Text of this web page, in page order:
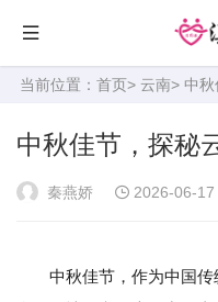
当前位置： 首页> 云南> 中
中秋佳节，探秘
秦燕娇 2026-06-
中秋佳节，作为中国